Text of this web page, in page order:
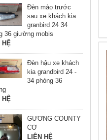
Đèn mào trước
sau xe khách kia
granbird 24 34
36 giường mobis
HỆ
Đèn hậu xe khách
kia grandbird 24 -
34 phòng 36
HỆ
GƯƠNG COUNTY
CƠ
LIÊN HỆ